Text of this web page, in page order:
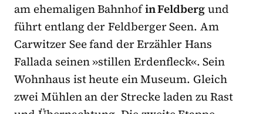
am ehemaligen Bahnhofin Feldbergund
führt entlang der Feldberger Seen. Am
Carwitzer See fand der Erzähler Hans
Fallada seinen »stillen Erdenfleck«. Sein
Wohnhaus ist heute ein Museum. Gleich
zwei Mühlen an der Strecke laden zu Rast